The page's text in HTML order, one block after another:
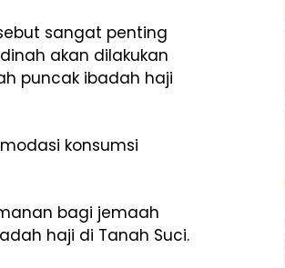
sangat penting
akan dilakukan
puncak ibadah haji
konsumsi
bagi jemaah
haji di Tanah Suci.